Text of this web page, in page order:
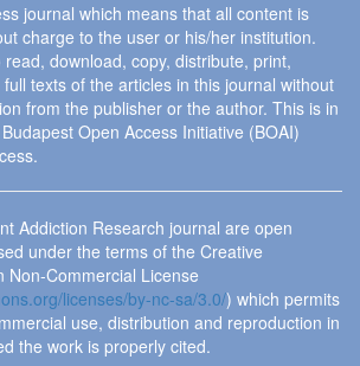
journal which means that all content is
charge to the user or his/her institution.
download, copy, distribute, print,
texts of the articles in this journal without
from the publisher or the author. This is in
Open Access Initiative (BOAI)
Addiction Research journal are open
under the terms of the Creative
Non-Commercial License
licenses/by-nc-sa/3.0/) which permits
use, distribution and reproduction in
the work is properly cited.